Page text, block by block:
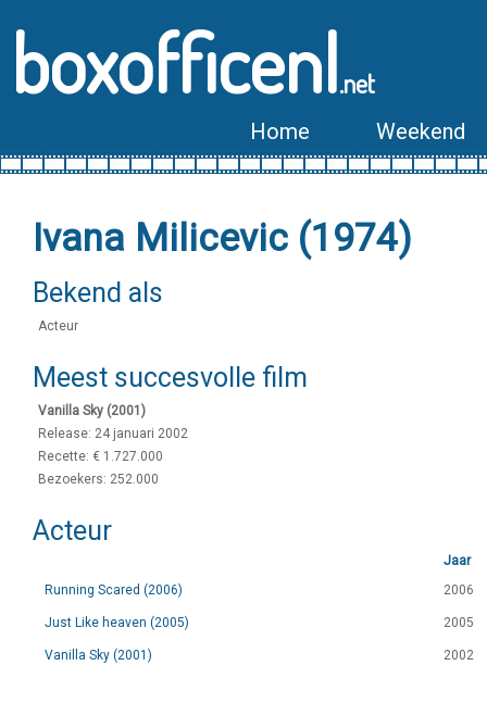
boxofficenl.net
Home Weekend
Ivana Milicevic (1974)
Bekend als
Acteur
Meest succesvolle film
Vanilla Sky (2001)
Release: 24 januari 2002
Recette: € 1.727.000
Bezoekers: 252.000
Acteur
Jaar
Running Scared (2006)
2006
Just Like heaven (2005) 2005
Vanilla Sky (2001) 2002